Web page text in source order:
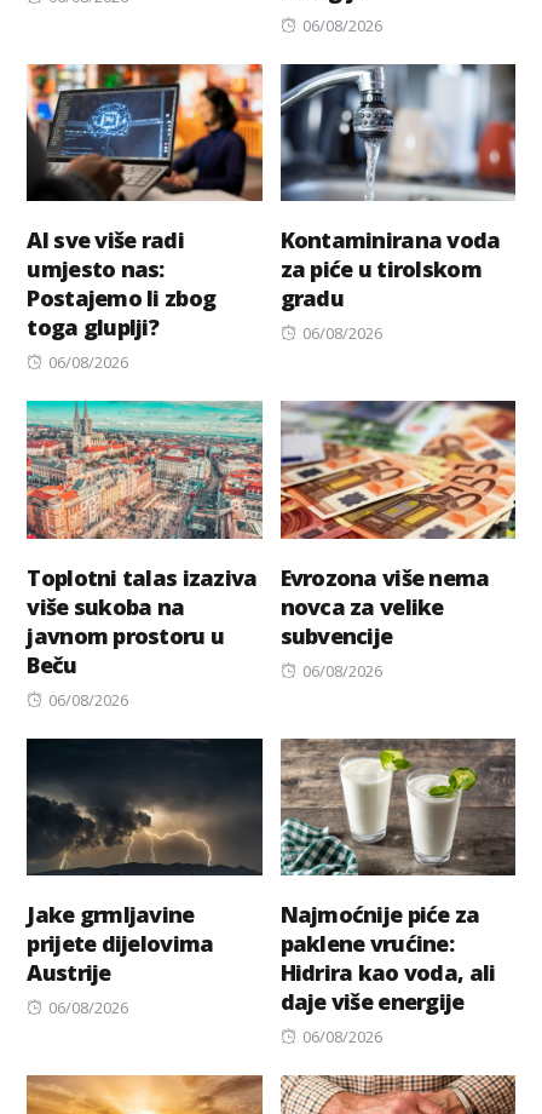
Posted
06/08/2026
AI sve više radi
umjesto nas:
Postajemo li zbog
toga gluplji?
Posted
06/08/2026
Kontaminirana voda
za piće u tirolskom
gradu
Posted
06/08/2026
Toplotni talas izaziva
više sukoba na
javnom prostoru u
Beču
Posted
06/08/2026
Evrozona više nema
novca za velike
subvencije
Posted
06/08/2026
Jake grmljavine
prijete dijelovima
Austrije
Posted
06/08/2026
Najmoćnije piće za
paklene vrućine:
Hidrira kao voda, ali
daje više energije
Posted
06/08/2026